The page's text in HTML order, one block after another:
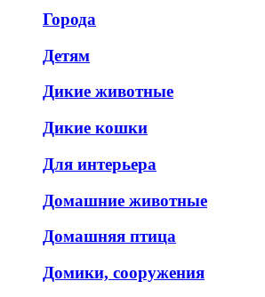
Города
Детям
Дикие животные
Дикие кошки
Для интерьера
Домашние животные
Домашняя птица
Домики, сооружения